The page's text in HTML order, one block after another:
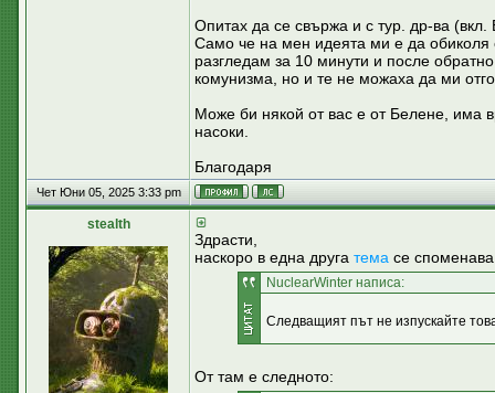
Опитах да се свържа и с тур. др-ва
Само че на мен идеята ми е да обиколя
разгледам за 10 минути и после
комунизма, но и те не можаха да ми
Може би някой от вас е от Белене, има
насоки.
Благодаря
Чет Юни 05, 2025 3:33 pm
stealth
Здрасти,
наскоро в една друга тема се
NuclearWinter написа:
Следващият път не изпускайте
От там е следното: